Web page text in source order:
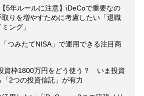
5年ルールに注意】iDeCoで重要なの
りを増やすために考慮したい「退職
ング」
「つみたてNISA」で運用できる注目商
資枠1800万円をどう使う？ いま投資
2つの投資信託」が有力